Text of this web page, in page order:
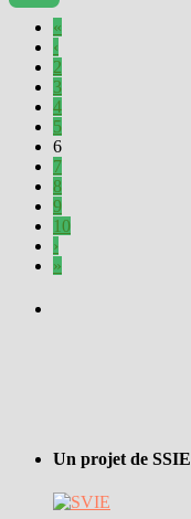
«
‹
2
3
4
5
6
7
8
9
10
›
»
Un projet de SSIE